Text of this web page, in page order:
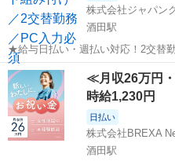
株式会社ジャパン
酒田駅
★給与日払い・週払い対応！2交替
適／20代・30代・40代・50代在籍中 ＼株式会社ジャパンクリエイト
強み／ 【製造・物流に特化した圧倒的な専門性】 ジャパンクリエイト
は、製造・物流分野...
山形 酒田駅 工場
≪月収26万円
時給1,230円
日払い
株式会社BREXA
酒田駅